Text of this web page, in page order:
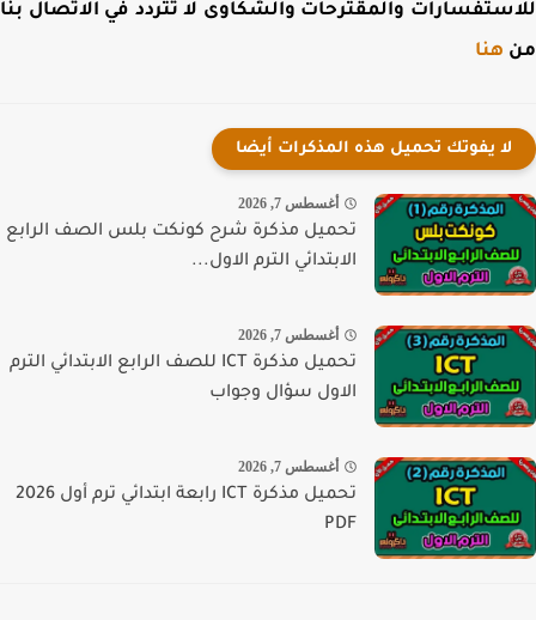
والمقترحات والشكاوى لا تتردد في الاتصال بنا
هنا
لا يفوتك تحميل هذه المذكرات أيضا
أغسطس 7, 2026
تحميل مذكرة شرح كونكت بلس الصف الرابع
الابتدائي الترم الاول...
أغسطس 7, 2026
تحميل مذكرة ICT للصف الرابع الابتدائي الترم
الاول سؤال وجواب
أغسطس 7, 2026
تحميل مذكرة ICT رابعة ابتدائي ترم أول 2026
PDF